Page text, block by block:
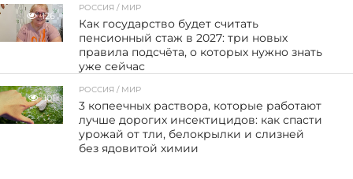
126
РОССИЯ / МИР
Как государство будет считать
пенсионный стаж в 2027: три новых
правила подсчёта, о которых нужно знать
уже сейчас
101
РОССИЯ / МИР
3 копеечных раствора, которые работают
лучше дорогих инсектицидов: как спасти
урожай от тли, белокрылки и слизней
без ядовитой химии